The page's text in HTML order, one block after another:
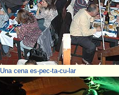
Una cena es-pec-ta-cu-lar